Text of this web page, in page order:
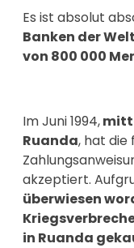
Es ist absolut
Banken der
von 800 000
Im Juni 1994,
Ruanda, hat die
akzeptiert.
überwiesen
in Ruanda